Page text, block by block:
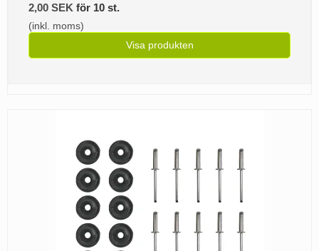
2,00 SEK för 10 st.
(inkl. moms)
Visa produkten